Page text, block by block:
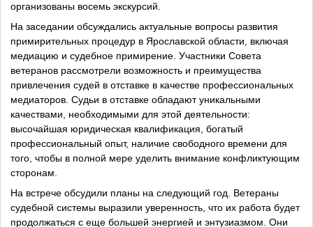
организованы восемь экскурсий.
На заседании обсуждались актуальные вопросы развития
примирительных процедур в Ярославской области, включая
медиацию и судебное примирение. Участники Совета
ветеранов рассмотрели возможность и преимущества
привлечения судей в отставке в качестве профессиональных
медиаторов. Судьи в отставке обладают уникальными
качествами, необходимыми для этой деятельности:
высочайшая юридическая квалификация, богатый
профессиональный опыт, наличие свободного времени для
того, чтобы в полной мере уделить внимание конфликтующим
сторонам.
На встрече обсудили планы на следующий год. Ветераны
судебной системы выразили уверенность, что их работа будет
продолжаться с еще большей энергией и энтузиазмом. Они